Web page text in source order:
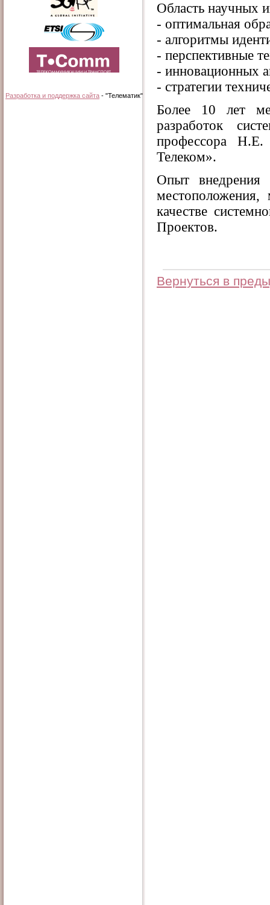
Разработка и поддержка сайта - "Телематик"
Область научных
- оптимальная
- алгоритмы
- перспективные
- инновационных
- стратегии
Более 10 лет
разработок
профессора
Телеком».
Опыт внедрения
качестве
Проектов.
Вернуться в